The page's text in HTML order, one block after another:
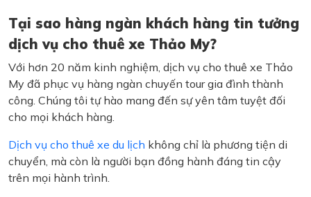
Tại sao hàng ngàn khách hàng tin tưởng
dịch vụ cho thuê xe Thảo My?
Với hơn 20 năm kinh nghiệm, dịch vụ cho thuê xe Thảo
My đã phục vụ hàng ngàn chuyến tour gia đình thành
công. Chúng tôi tự hào mang đến sự yên tâm tuyệt đối
cho mọi khách hàng.
Dịch vụ cho thuê xe du lịch không chỉ là phương tiện di
chuyển, mà còn là người bạn đồng hành đáng tin cậy
trên mọi hành trình.